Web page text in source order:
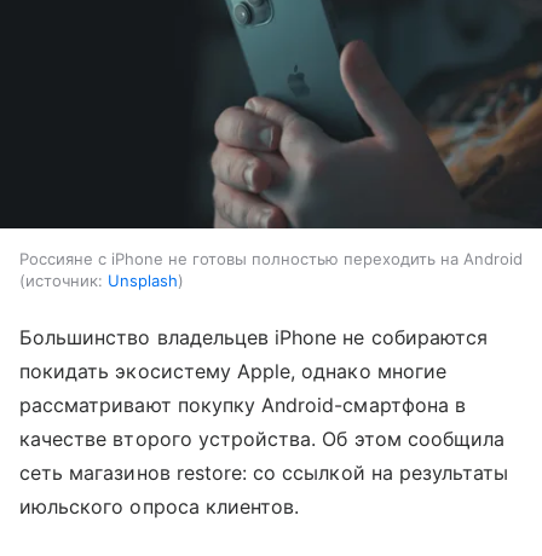
Россияне с iPhone не готовы полностью переходить на Android
источник: Unsplash
Большинство владельцев iPhone не собираются
покидать экосистему Apple, однако многие
рассматривают покупку Android-смартфона в
качестве второго устройства. Об этом сообщила
сеть магазинов restore: со ссылкой на результаты
июльского опроса клиентов.